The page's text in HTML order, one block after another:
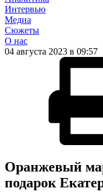
Интервью
Медиа
Сюжеты
О нас
04 августа 2023 в 09:57
Оранжевый
подарок